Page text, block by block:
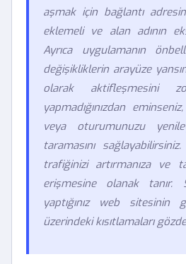
aşmak için bağlantı
eklemeli ve alan adının
Ayrıca uygulamanın
değişikliklerin arayüze
olarak aktifleşmesini
yapmadığınızdan
veya oturumunuzu
taramasını
trafiğinizi artırmanıza ve
erişmesine olanak tanır.
yaptığınız web sitesinin
üzerindeki kısıtlamaları